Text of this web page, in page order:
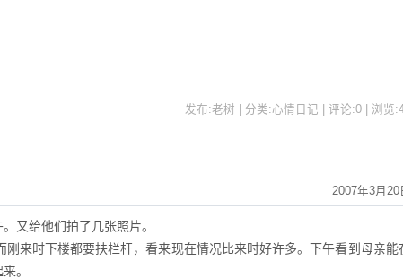
发布:老树 | 分类:心情日记 | 评论:0 | 浏览:
2007年3月20
又给他们拍了几张照片。
来时下楼都要扶栏杆，看来现在情况比来时好许多。下午看到母亲能
。